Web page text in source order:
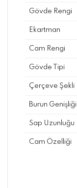
Gövde Rengi
Ekartman
Cam Rengi
Gövde Tipi
Çerçeve Şekli
Burun Genişliği
Sap Uzunluğu
Cam Özelliği